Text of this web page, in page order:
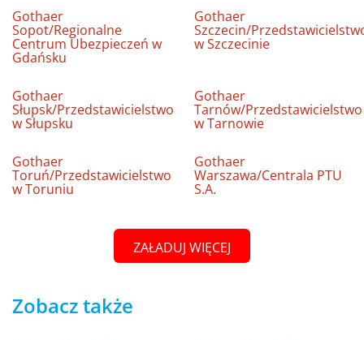
Gothaer
Sopot/Regionalne
Centrum Ubezpieczeń w
Gdańsku
Gothaer
Szczecin/
w Szczecinie
Gothaer
Słupsk/Przedstawicielstwo
w Słupsku
Gothaer
Tarnów/Przedstawicielstwo
w Tarnowie
Gothaer
Toruń/Przedstawicielstwo
w Toruniu
Gothaer
Warszawa/Centrala PTU
S.A.
ZAŁADUJ WIĘCEJ
Zobacz także